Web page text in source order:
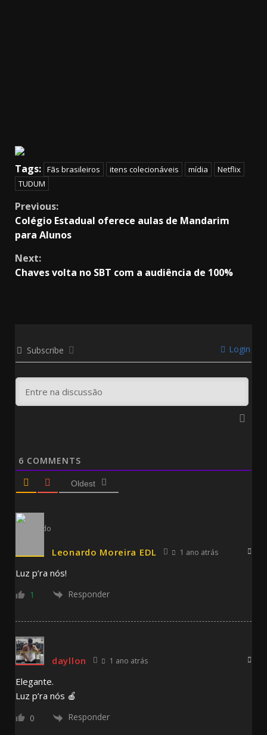
Tags: Fãs brasileiros itens colecionáveis mídia
Netflix
TUDUM
Continue
Reading
Previous:
Colégio Estadual oferece aulas de Mandarim
para Alunos
Next:
Chaves volta no SBT com a audiência de 100%
Subscribe Login
6 COMMENTS
Oldest
Leonardo Moreira EDL 1 ano atrás
Luz p’ra nós!
1 Responder
dayllon 1 ano atrás
Elegante.
Luz p’ra nós 🍎
0 Responder